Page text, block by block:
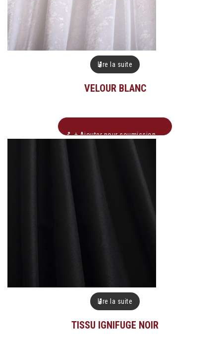
Lire la suite
VELOUR BLANC
+ Ajouter pour soumission
Lire la suite
TISSU IGNIFUGE NOIR